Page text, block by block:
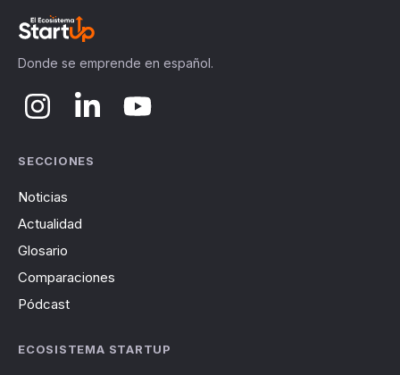
Donde se emprende en español.
SECCIONES
Noticias
Actualidad
Glosario
Comparaciones
Pódcast
ECOSISTEMA STARTUP